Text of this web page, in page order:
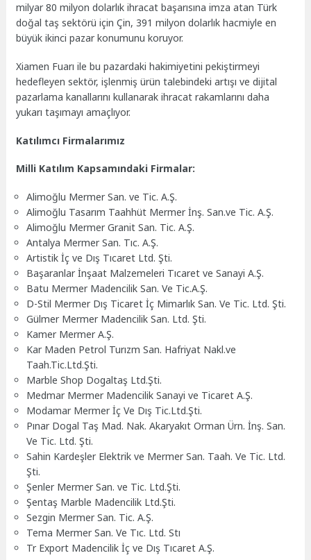
milyar 80 milyon dolarlık ihracat başarısına imza atan Türk
doğal taş sektörü için Çin, 391 milyon dolarlık hacmiyle en
büyük ikinci pazar konumunu koruyor.
Xiamen Fuarı ile bu pazardaki hakimiyetini pekiştirmeyi
hedefleyen sektör, işlenmiş ürün talebindeki artışı ve dijital
pazarlama kanallarını kullanarak ihracat rakamlarını daha
yukarı taşımayı amaçlıyor.
Katılımcı Firmalarımız
Milli Katılım Kapsamındaki Firmalar:
Alimoğlu Mermer San. ve Tic. A.Ş.
Alimoğlu Tasarım Taahhüt Mermer İnş. San.ve Tic. A.Ş.
Alimoğlu Mermer Granit San. Tic. A.Ş.
Antalya Mermer San. Tıc. A.Ş.
Artistik İç ve Dış Tıcaret Ltd. Şti.
Başaranlar İnşaat Malzemeleri Tıcaret ve Sanayi A.Ş.
Batu Mermer Madencilik San. Ve Tic.A.Ş.
D-Stil Mermer Dış Ticaret İç Mimarlık San. Ve Tic. Ltd. Şti.
Gülmer Mermer Madencilik San. Ltd. Şti.
Kamer Mermer A.Ş.
Kar Maden Petrol Turızm San. Hafriyat Nakl.ve
Taah.Tic.Ltd.Şti.
Marble Shop Dogaltaş Ltd.Şti.
Medmar Mermer Madencilik Sanayi ve Ticaret A.Ş.
Modamar Mermer İç Ve Dış Tic.Ltd.Şti.
Pınar Dogal Taş Mad. Nak. Akaryakıt Orman Ürn. İnş. San.
Ve Tic. Ltd. Şti.
Sahin Kardeşler Elektrik ve Mermer San. Taah. Ve Tic. Ltd.
Şti.
Şenler Mermer San. ve Tic. Ltd.Şti.
Şentaş Marble Madencilik Ltd.Şti.
Sezgin Mermer San. Tic. A.Ş.
Tema Mermer San. Ve Tıc. Ltd. Stı
Tr Export Madencilik İç ve Dış Tıcaret A.Ş.